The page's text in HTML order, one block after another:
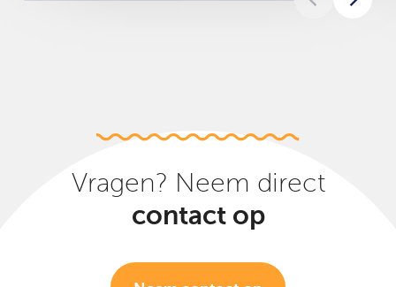
Vragen? Neem direct
contact op